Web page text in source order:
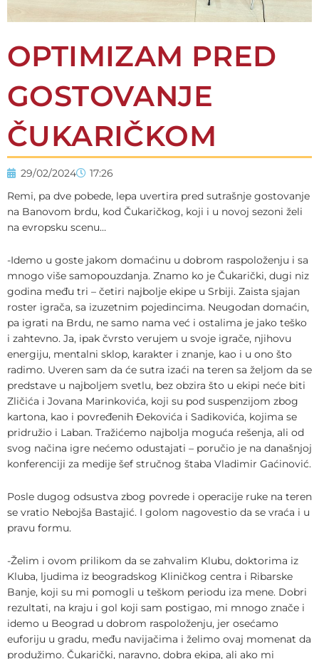
OPTIMIZAM PRED
GOSTOVANJE
ČUKARIČKOM
29/02/2024
17:26
Remi, pa dve pobede, lepa uvertira pred sutrašnje gostovanje
na Banovom brdu, kod Čukaričkog, koji i u novoj sezoni želi
na evropsku scenu…
-Idemo u goste jakom domaćinu u dobrom raspoloženju i sa
mnogo više samopouzdanja. Znamo ko je Čukarički, dugi niz
godina među tri – četiri najbolje ekipe u Srbiji. Zaista sjajan
roster igrača, sa izuzetnim pojedincima. Neugodan domaćin,
pa igrati na Brdu, ne samo nama već i ostalima je jako teško
i zahtevno. Ja, ipak čvrsto verujem u svoje igrače, njihovu
energiju, mentalni sklop, karakter i znanje, kao i u ono što
radimo. Uveren sam da će sutra izaći na teren sa željom da se
predstave u najboljem svetlu, bez obzira što u ekipi neće biti
Zličića i Jovana Marinkovića, koji su pod suspenzijom zbog
kartona, kao i povređenih Đekovića i Sadikovića, kojima se
pridružio i Laban. Tražićemo najbolja moguća rešenja, ali od
svog načina igre nećemo odustajati – poručio je na današnjoj
konferenciji za medije šef stručnog štaba Vladimir Gaćinović.
Posle dugog odsustva zbog povrede i operacije ruke na teren
se vratio Nebojša Bastajić. I golom nagovestio da se vraća i u
pravu formu.
-Želim i ovom prilikom da se zahvalim Klubu, doktorima iz
Kluba, ljudima iz beogradskog Kliničkog centra i Ribarske
Banje, koji su mi pomogli u teškom periodu iza mene. Dobri
rezultati, na kraju i gol koji sam postigao, mi mnogo znače i
idemo u Beograd u dobrom raspoloženju, jer osećamo
euforiju u gradu, među navijačima i želimo ovaj momenat da
produžimo. Čukarički, naravno, dobra ekipa, ali ako mi